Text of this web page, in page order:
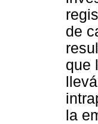
de
que
la